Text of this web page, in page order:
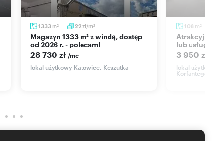
1333 m2 22 zł/m2
Magazyn 1333 m² z windą, dostęp
od 2026 r. - polecam!
28 730 zł /mc
lokal użytkowy Katowice, Koszutka
108 m 2
Atrakcyjny lokal 108 m2 pod biuro
lub usługi w
3 950 zł
lokal użytkowy
Korfantego